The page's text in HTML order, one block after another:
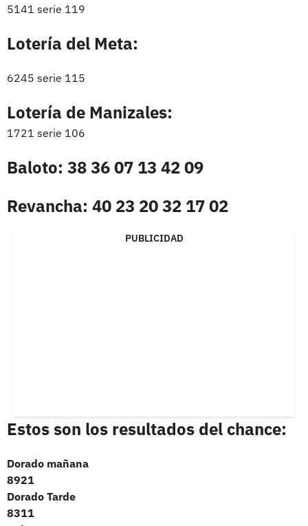
5141 serie 119
Lotería del Meta:
6245 serie 115
Lotería de Manizales:
1721 serie 106
Baloto: 38 36 07 13 42 09
Revancha: 40 23 20 32 17 02
PUBLICIDAD
Estos son los resultados del chance:
Dorado mañana
8921
Dorado Tarde
8311